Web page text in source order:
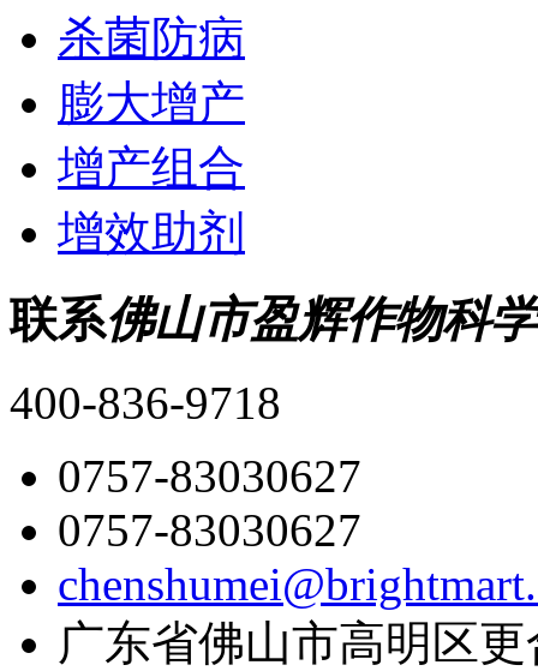
杀菌防病
膨大增产
增产组合
增效助剂
联系佛山市盈辉作物科
400-836-9718
0757-83030627
0757-83030627
广东省佛山市高明区